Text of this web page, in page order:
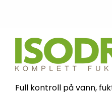
Full kontroll på vann,